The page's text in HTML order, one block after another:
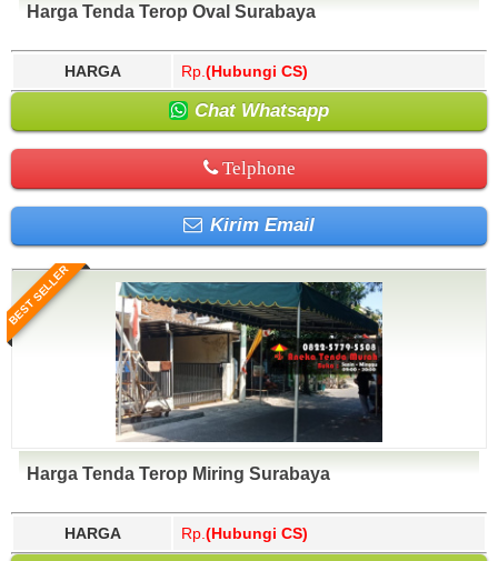
Harga Tenda Terop Oval Surabaya
HARGA Rp. (Hubungi CS)
Chat Whatsapp
Telphone
Kirim Email
BEST SELLER
Harga Tenda Terop Miring Surabaya
HARGA Rp. (Hubungi CS)